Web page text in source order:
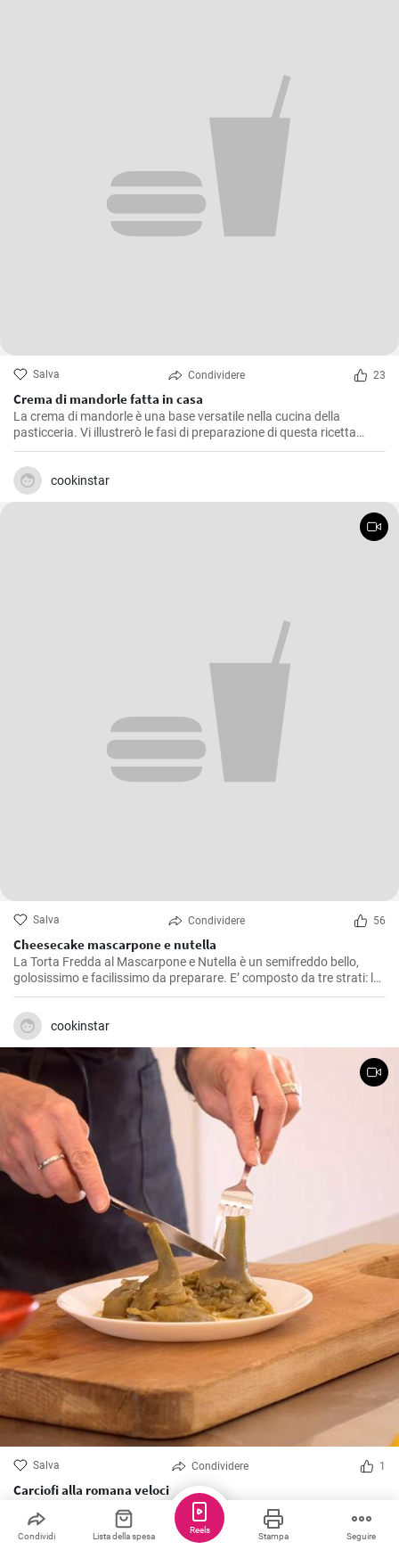
Salva Condividere 23
Crema di mandorle fatta in casa
La crema di mandorle è una base versatile nella cucina della
pasticceria. Vi illustrerò le fasi di preparazione di questa ricetta
semplice e versatile.
cookinstar
Salva Condividere 56
Cheesecake mascarpone e nutella
La Torta Fredda al Mascarpone e Nutella è un semifreddo bello,
golosissimo e facilissimo da preparare. E’ composto da tre strati: la
base fatta di biscotti sbriciolati, la crema fatta con panna e
mascarpone, e la farcita fatta con uno strato di Nutella
cookinstar
Salva Condividere 1
Carciofi alla romana veloci
Siamo felicissimi di condividere la ricetta dei Carciofi alla Romana,
carciofi alla romana!
Condividi Lista della spesa Stampa Seguire
Reels